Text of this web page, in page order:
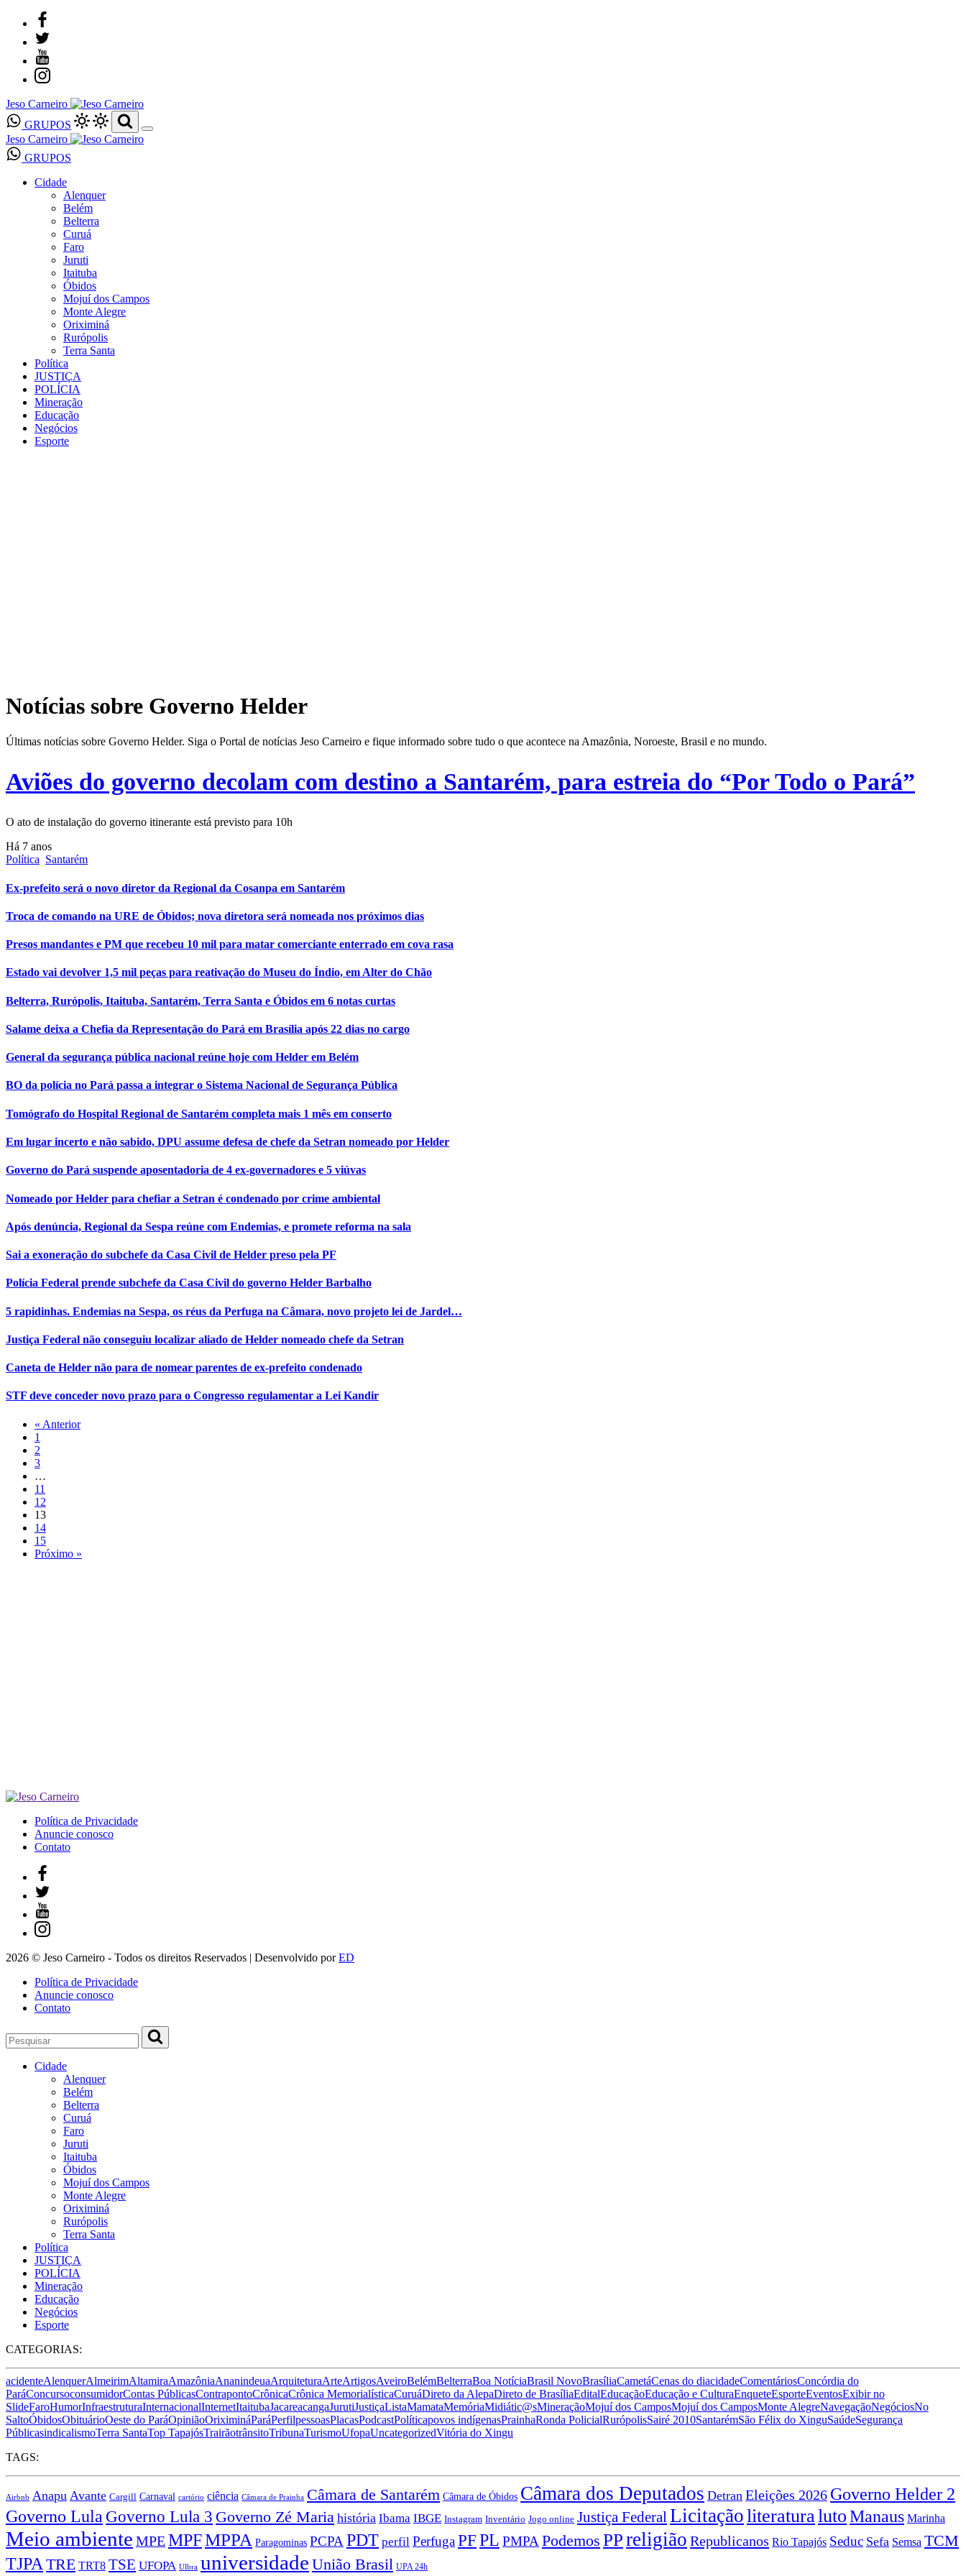
Jeso Carneiro
GRUPOS
Jeso Carneiro
GRUPOS
Cidade
Alenquer
Belém
Belterra
Curuá
Faro
Juruti
Itaituba
Óbidos
Mojuí dos Campos
Monte Alegre
Oriximiná
Rurópolis
Terra Santa
Política
JUSTIÇA
POLÍCIA
Mineração
Educação
Negócios
Esporte
Notícias sobre Governo Helder
Últimas notícias sobre Governo Helder. Siga o Portal de notícias Jeso Carneiro e fique informado sobre tudo o que acontece na Amazônia, Noroeste, Brasil e no mundo.
Aviões do governo decolam com destino a Santarém, para estreia do “Por Todo o Pará”
O ato de instalação do governo itinerante está previsto para 10h
Há 7 anos
Política Santarém
Ex-prefeito será o novo diretor da Regional da Cosanpa em Santarém
Troca de comando na URE de Óbidos; nova diretora será nomeada nos próximos dias
Presos mandantes e PM que recebeu 10 mil para matar comerciante enterrado em cova rasa
Estado vai devolver 1,5 mil peças para reativação do Museu do Índio, em Alter do Chão
Belterra, Rurópolis, Itaituba, Santarém, Terra Santa e Óbidos em 6 notas curtas
Salame deixa a Chefia da Representação do Pará em Brasília após 22 dias no cargo
General da segurança pública nacional reúne hoje com Helder em Belém
BO da polícia no Pará passa a integrar o Sistema Nacional de Segurança Pública
Tomógrafo do Hospital Regional de Santarém completa mais 1 mês em conserto
Em lugar incerto e não sabido, DPU assume defesa de chefe da Setran nomeado por Helder
Governo do Pará suspende aposentadoria de 4 ex-governadores e 5 viúvas
Nomeado por Helder para chefiar a Setran é condenado por crime ambiental
Após denúncia, Regional da Sespa reúne com Endemias, e promete reforma na sala
Sai a exoneração do subchefe da Casa Civil de Helder preso pela PF
Polícia Federal prende subchefe da Casa Civil do governo Helder Barbalho
5 rapidinhas. Endemias na Sespa, os réus da Perfuga na Câmara, novo projeto lei de Jardel…
Justiça Federal não conseguiu localizar aliado de Helder nomeado chefe da Setran
Caneta de Helder não para de nomear parentes de ex-prefeito condenado
STF deve conceder novo prazo para o Congresso regulamentar a Lei Kandir
« Anterior
1
2
3
…
11
12
13
14
15
Próximo »
Política de Privacidade
Anuncie conosco
Contato
2026 © Jeso Carneiro - Todos os direitos Reservados | Desenvolvido porED
Política de Privacidade
Anuncie conosco
Contato
Cidade
Alenquer
Belém
Belterra
Curuá
Faro
Juruti
Itaituba
Óbidos
Mojuí dos Campos
Monte Alegre
Oriximiná
Rurópolis
Terra Santa
Política
JUSTIÇA
POLÍCIA
Mineração
Educação
Negócios
Esporte
CATEGORIAS:
acidenteAlenquerAlmeirimAltamiraAmazôniaAnanindeuaArquiteturaArteArtigosAveiroBelémBelterraBoa NotíciaBrasil NovoBrasíliaCametáCenas do diacidadeComentáriosConcórdia do
ParáConcursoconsumidorContas PúblicasContrapontoCrônicaCrônica MemorialísticaCuruáDireto da AlepaDireto de BrasíliaEditalEducaçãoEducação e CulturaEnqueteEsporteEventosExibir no
SlideFaroHumorInfraestruturaInternacionalInternetItaitubaJacareacangaJurutiJustiçaListaMamataMemóriaMidiátic@sMineraçãoMojuí dos CamposMojuí dos CamposMonte AlegreNavegaçãoNegóciosNo
SaltoÓbidosObituárioOeste do ParáOpiniãoOriximináParáPerfilpessoasPlacasPodcastPolíticapovos indígenasPrainhaRonda PolicialRurópolisSairé 2010SantarémSão Félix do XinguSaúdeSegurança
PúblicasindicalismoTerra SantaTop TapajósTrairãotrânsitoTribunaTurismoUfopaUncategorizedVitória do Xingu
TAGS:
Airbnb Anapu Avante Cargill Carnaval cartório ciência Câmara de Prainha Câmara de Santarém Câmara de Óbidos Câmara dos Deputados Detran Eleições 2026 Governo Helder 2
Governo Lula Governo Lula 3 Governo Zé Maria história Ibama IBGE Instagram Inventário Jogo online Justiça Federal Licitaçãoliteratura lutoManaus Marinha
Meio ambiente MPEMPFMPPA Paragominas PCPA PDT perfil PerfugaPFPL PMPA Podemos PPreligião Republicanos Rio Tapajós Seduc Sefa Semsa TCM
TJPA TRE TRT8 TSE UFOPA Ulbra universidade União Brasil UPA 24h